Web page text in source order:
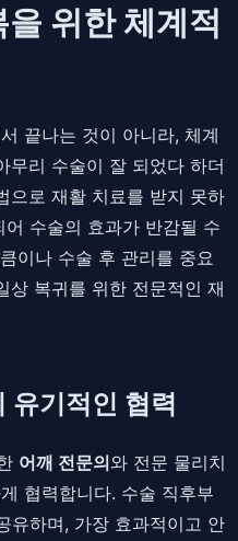
위한 체계적
끝나는 것이 아니라, 체계
무리 수술이 잘 되었다 하더
으로 재활 치료를 받지 못하
수술의 효과가 반감될 수
이나 수술 후 관리를 중요
상 복귀를 위한 전문적인 재
유기적인 협력
어깨 전문의와 전문 물리치
협력합니다. 수술 직후부
유하며, 가장 효과적이고 안